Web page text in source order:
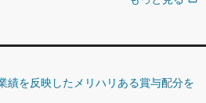
を反映したメリハリある賞与配分を